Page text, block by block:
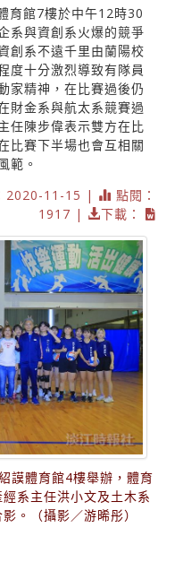
育館7樓於中午12時30
系與資創系火爆的競爭
創系不遠千里由蘭陽校
度十分激烈導致有隊員
家精神，在比賽過後仍
財金系與航太系競賽過
任陳步偉表示雙方在比
比賽下半場也會互相關
範。
2020-11-15 |
點閱：
1917 |
下載：
謨體育館4樓舉辦，體育
系主任洪小文及土木系
。（攝影／游晞彤）